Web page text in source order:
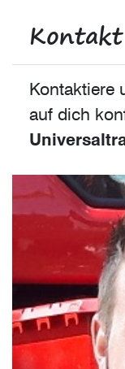
Kontaktiere
auf dich